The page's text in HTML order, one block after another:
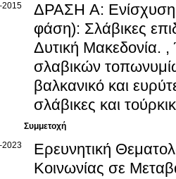
ΔΡΑΣΗ Α: Ενίσχυση
φάση): Σλάβικες
Δυτική Μακεδονία. ,
σλαβικών
βαλκανικό και
σλάβικες και
Συμμετοχή
Ερευνητική
Kοινωνίας σε